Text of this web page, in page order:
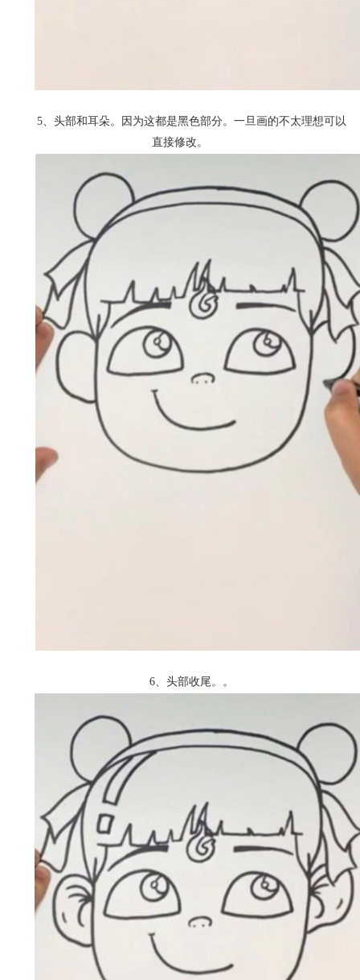
5、头部和耳朵。 因为这都是黑色部分。 一旦画的不太理想可以
直接修改。
6、头部收尾。 。